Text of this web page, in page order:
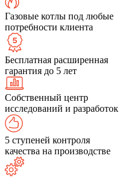
Газовые котлы под любые
потребности клиента
Бесплатная расширенная
гарантия до 5 лет
Собственный центр
исследований и разработок
5 ступеней контроля
качества на производстве